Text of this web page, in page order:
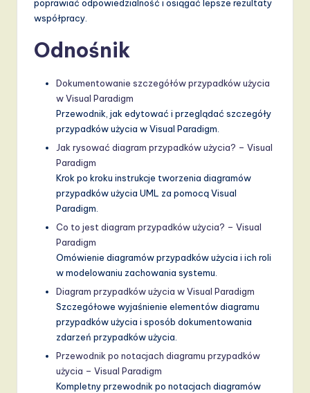
poprawiać odpowiedzialność i osiągać lepsze rezultaty
współpracy.
Odnośnik
Dokumentowanie szczegółów przypadków użycia
w Visual Paradigm
Przewodnik, jak edytować i przeglądać szczegóły
przypadków użycia w Visual Paradigm.
Jak rysować diagram przypadków użycia? – Visual
Paradigm
Krok po kroku instrukcje tworzenia diagramów
przypadków użycia UML za pomocą Visual
Paradigm.
Co to jest diagram przypadków użycia? – Visual
Paradigm
Omówienie diagramów przypadków użycia i ich roli
w modelowaniu zachowania systemu.
Diagram przypadków użycia w Visual Paradigm
Szczegółowe wyjaśnienie elementów diagramu
przypadków użycia i sposób dokumentowania
zdarzeń przypadków użycia.
Przewodnik po notacjach diagramu przypadków
użycia – Visual Paradigm
Kompletny przewodnik po notacjach diagramów